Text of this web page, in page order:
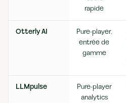
rapide
Otterly AI
Pure-player,
entrée de
gamme
LLMpulse
Pure-player
analytics